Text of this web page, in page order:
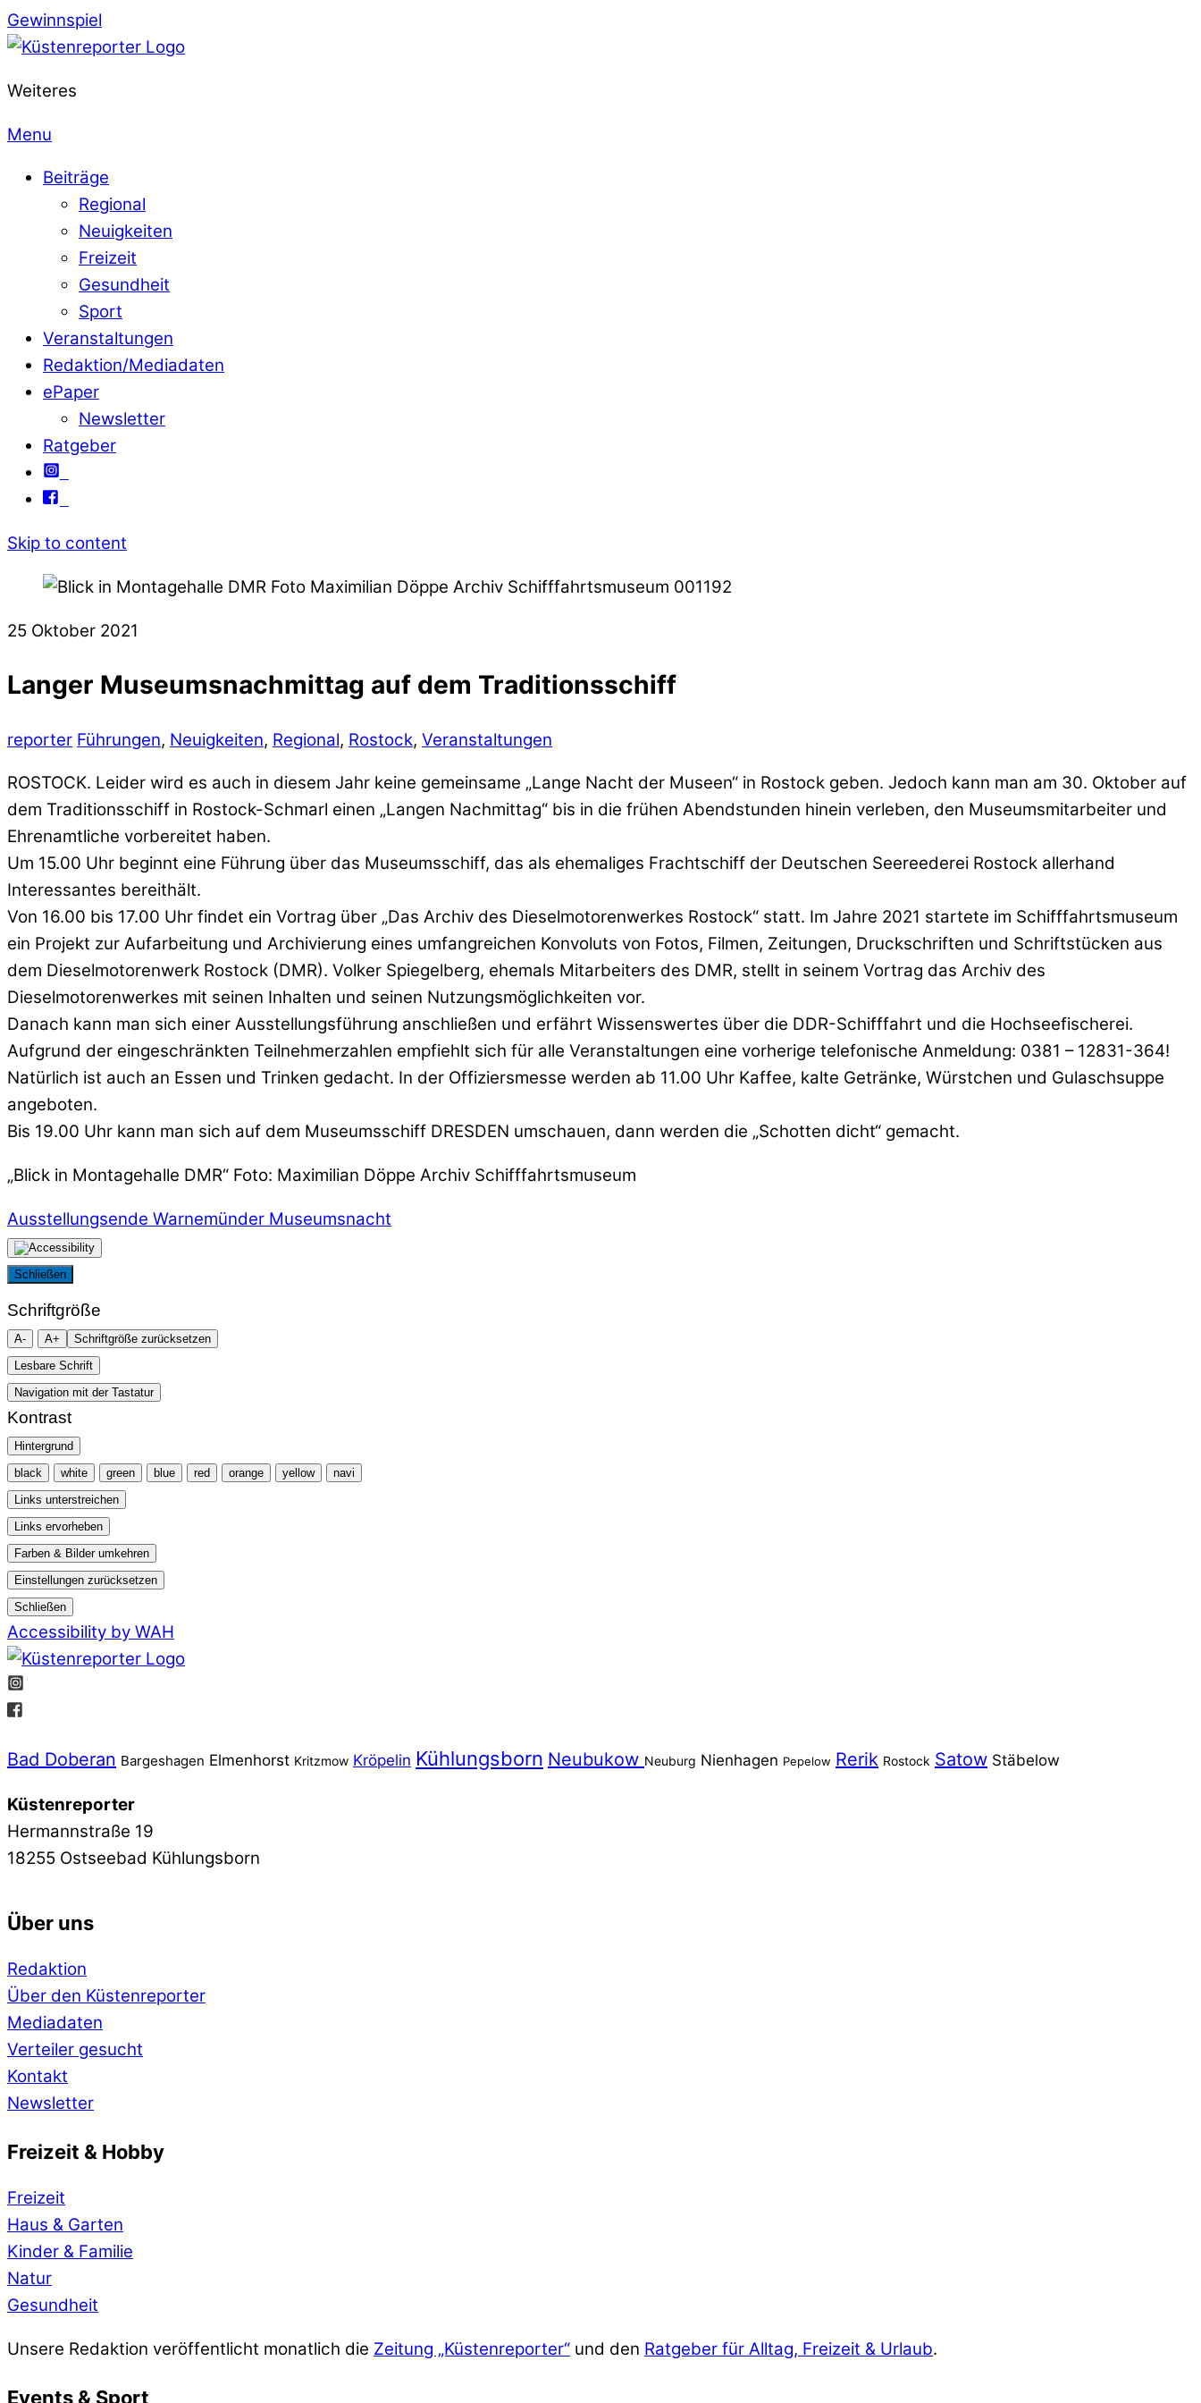
Gewinnspiel
Weiteres
Menu
Beiträge
Regional
Neuigkeiten
Freizeit
Gesundheit
Sport
Veranstaltungen
Redaktion/Mediadaten
ePaper
Newsletter
Ratgeber
Skip to content
25 Oktober 2021
Langer Museumsnachmittag auf dem Traditionsschiff
reporter Führungen, Neuigkeiten, Regional, Rostock, Veranstaltungen
ROSTOCK. Leider wird es auch in diesem Jahr keine gemeinsame „Lange Nacht der Museen“ in Rostock geben. Jedoch kann man am 30. Oktober auf
dem Traditionsschiff in Rostock-Schmarl einen „Langen Nachmittag“ bis in die frühen Abendstunden hinein verleben, den Museumsmitarbeiter und
Ehrenamtliche vorbereitet haben.
Um 15.00 Uhr beginnt eine Führung über das Museumsschiff, das als ehemaliges Frachtschiff der Deutschen Seereederei Rostock allerhand
Interessantes bereithält.
Von 16.00 bis 17.00 Uhr findet ein Vortrag über „Das Archiv des Dieselmotorenwerkes Rostock“ statt. Im Jahre 2021 startete im Schifffahrtsmuseum
ein Projekt zur Aufarbeitung und Archivierung eines umfangreichen Konvoluts von Fotos, Filmen, Zeitungen, Druckschriften und Schriftstücken aus
dem Dieselmotorenwerk Rostock (DMR). Volker Spiegelberg, ehemals Mitarbeiters des DMR, stellt in seinem Vortrag das Archiv des
Dieselmotorenwerkes mit seinen Inhalten und seinen Nutzungsmöglichkeiten vor.
Danach kann man sich einer Ausstellungsführung anschließen und erfährt Wissenswertes über die DDR-Schifffahrt und die Hochseefischerei.
Aufgrund der eingeschränkten Teilnehmerzahlen empfiehlt sich für alle Veranstaltungen eine vorherige telefonische Anmeldung: 0381 – 12831-364!
Natürlich ist auch an Essen und Trinken gedacht. In der Offiziersmesse werden ab 11.00 Uhr Kaffee, kalte Getränke, Würstchen und Gulaschsuppe
angeboten.
Bis 19.00 Uhr kann man sich auf dem Museumsschiff DRESDEN umschauen, dann werden die „Schotten dicht“ gemacht.
„Blick in Montagehalle DMR“ Foto: Maximilian Döppe Archiv Schifffahrtsmuseum
Ausstellungsende Warnemünder Museumsnacht
Schließen
Schriftgröße
A- A+
Schriftgröße zurücksetzen
Lesbare Schrift
Navigation mit der Tastatur
Kontrast
Hintergrund
black
white green blue red orange yellow
navi
Links unterstreichen
Links ervorheben
Farben & Bilder umkehren
Einstellungen zurücksetzen
Schließen
Accessibility by WAH
Bad Doberan Bargeshagen Elmenhorst Kritzmow Kröpelin Kühlungsborn Neubukow Neuburg Nienhagen Pepelow Rerik Rostock Satow Stäbelow
Küstenreporter
Hermannstraße 19
18255 Ostseebad Kühlungsborn
Über uns
Redaktion
Über den Küstenreporter
Mediadaten
Verteiler gesucht
Kontakt
Newsletter
Freizeit & Hobby
Freizeit
Haus & Garten
Kinder & Familie
Natur
Gesundheit
Unsere Redaktion veröffentlicht monatlich die Zeitung „Küstenreporter“ und den Ratgeber für Alltag, Freizeit & Urlaub.
Events & Sport